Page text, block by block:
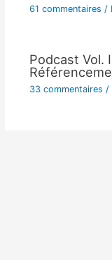
61 commentaires /
Podcast Vol.
33 commentaires /